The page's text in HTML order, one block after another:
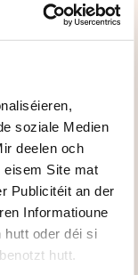
soziale Medien
deelen och
eisem Site mat
Publicitéit an der
Informatioune
hutt oder déi si
hutt.
och